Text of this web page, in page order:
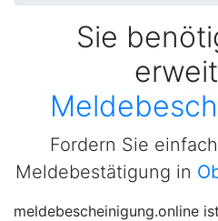
Sie
Fordern Sie
Meldebestätigung in
meldebescheinigung.online